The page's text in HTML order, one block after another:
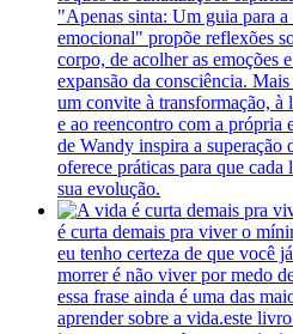
"Apenas sinta: Um guia para a
emocional" propõe reflexões
corpo, de acolher as emoções
expansão da consciência.
um convite à transformação, à
e ao reencontro com a própria
de Wandy inspira a superação
oferece práticas para que
sua evolução.
é curta demais pra viver o
eu tenho certeza de que você
morrer é não viver por medo
essa frase ainda é uma das
aprender sobre a vida.este